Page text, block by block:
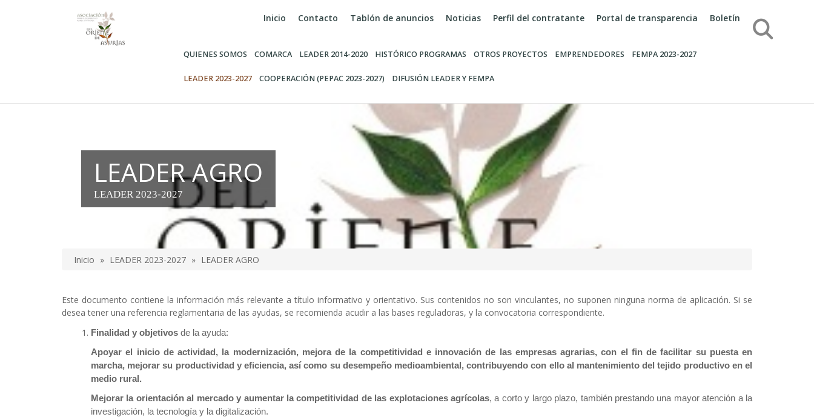
Inicio Contacto Tablón de anuncios Noticias Perfil del contratante Portal de transparencia Boletín
QUIENES SOMOS COMARCA LEADER 2014-2020 HISTÓRICO PROGRAMAS OTROS PROYECTOS EMPRENDEDORES FEMPA 2023-2027
LEADER 2023-2027 COOPERACIÓN (PEPAC 2023-2027) DIFUSIÓN LEADER Y FEMPA
Búsqueda
LEADER AGRO
LEADER 2023-2027
enlaces
de
ayuda
navegación
Inicio LEADER 2023-2027 LEADER AGRO
Este documento contiene la información más relevante a título informativo y orientativo. Sus contenidos no son vinculantes, no suponen ninguna norma de aplicación. Si se
desea tener una referencia reglamentaria de las ayudas, se recomienda acudir a las bases reguladoras, y la convocatoria correspondiente.
Finalidad y objetivos de la ayuda:
Apoyar el inicio de actividad, la modernización, mejora de la competitividad e innovación de las empresas agrarias, con el fin de facilitar su puesta en
marcha, mejorar su productividad y eficiencia, así como su desempeño medioambiental, contribuyendo con ello al mantenimiento del tejido productivo en el
medio rural.
Mejorar la orientación al mercado y aumentar la competitividad de las explotaciones agrícolas, a corto y largo plazo, también prestando una mayor atención a la
investigación, la tecnología y la digitalización.